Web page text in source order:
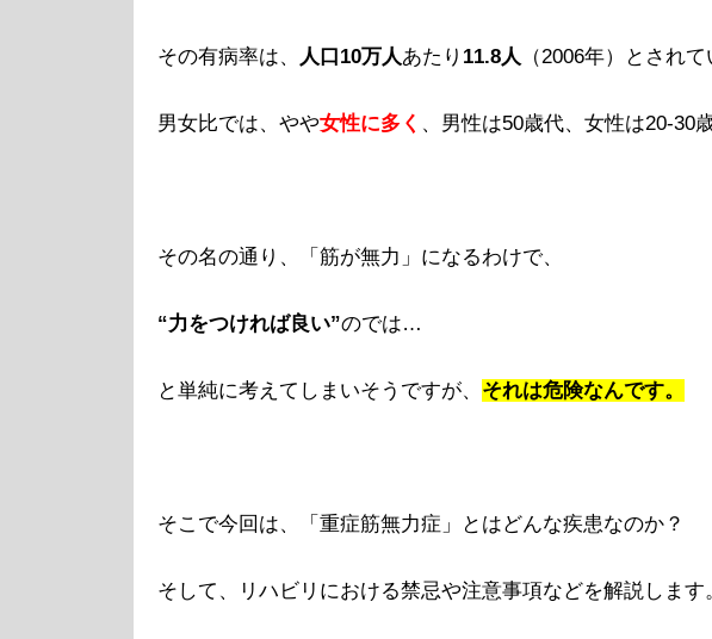
その有病率は、 人口10万人あたり 11.8人 （2006年）とされて
男女比では、やや女性に多く 、男性は50歳代、女性は20-30
その名の通り、「筋が無力」になるわけで、
“力をつければ良い”のでは…
と単純に考えてしまいそうですが、 それは危険なんです。
そこで今回は、「重症筋無力症」とはどんな疾患なのか？
そして、リハビリにおける禁忌や注意事項などを解説します